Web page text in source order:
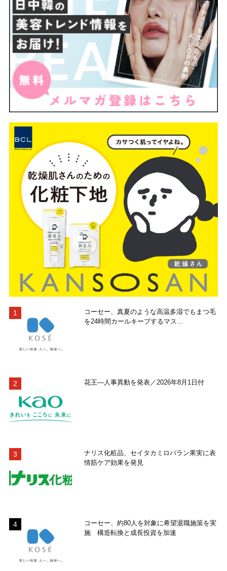
コーセー、真夏のような高温多湿でもまつ毛
を24時間カールキープするマス...
花王―人事異動を発表／2026年8月1日付
ナリス化粧品、セイタカミロバラン果実に表
情筋ケア効果を発見
コーセー、約80人を対象に希望退職施策を実
施 構造転換と成長投資を加速